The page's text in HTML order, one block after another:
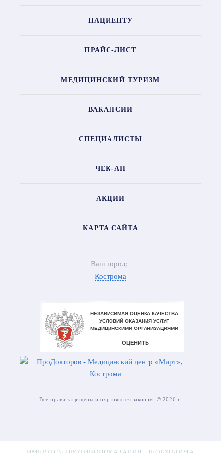
ПАЦИЕНТУ
ПРАЙС-ЛИСТ
МЕДИЦИНСКИЙ ТУРИЗМ
ВАКАНСИИ
СПЕЦИАЛИСТЫ
ЧЕК-АП
АКЦИИ
КАРТА САЙТА
Ваш город:
Кострома
Все права защищены и охраняются законом. © 2026 г.